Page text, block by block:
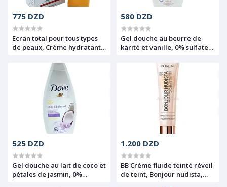
775 DZD
Ecran total pour tous types
de peaux, Crème hydratante
Water resistant,
Hypoallergénique, SPF 50+,
Protect, Calliderm, 50ml
580 DZD
Gel douche au beurre de
karité et vanille, 0% sulfate
525 DZD
Gel douche au lait de coco et
pétales de jasmin, 0%
1.200 DZD
BB Crème fluide teinté réveil
de teint, Bonjour nudista,